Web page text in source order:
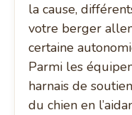
la cause,
votre berger
certaine
Parmi les
harnais de
du chien en